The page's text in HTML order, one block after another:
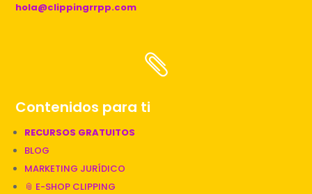
hola@clippingrrpp.com

Contenidos para ti
RECURSOS GRATUITOS
BLOG
MARKETING JURÍDICO
📎 E-SHOP CLIPPING